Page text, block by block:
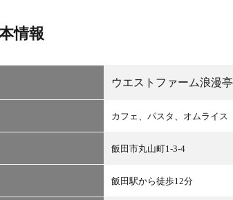
情報
ウエストファーム浪漫亭
カフェ、パスタ、オムライス
飯田市丸山町1-3-4
飯田駅から徒歩12分